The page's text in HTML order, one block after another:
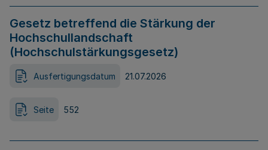
Gesetz betreffend die Stärkung der
Hochschullandschaft
(Hochschulstärkungsgesetz)
Ausfertigungsdatum 21.07.2026
Seite 552